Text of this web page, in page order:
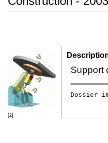
[2]
Groupe
Support
Dossier